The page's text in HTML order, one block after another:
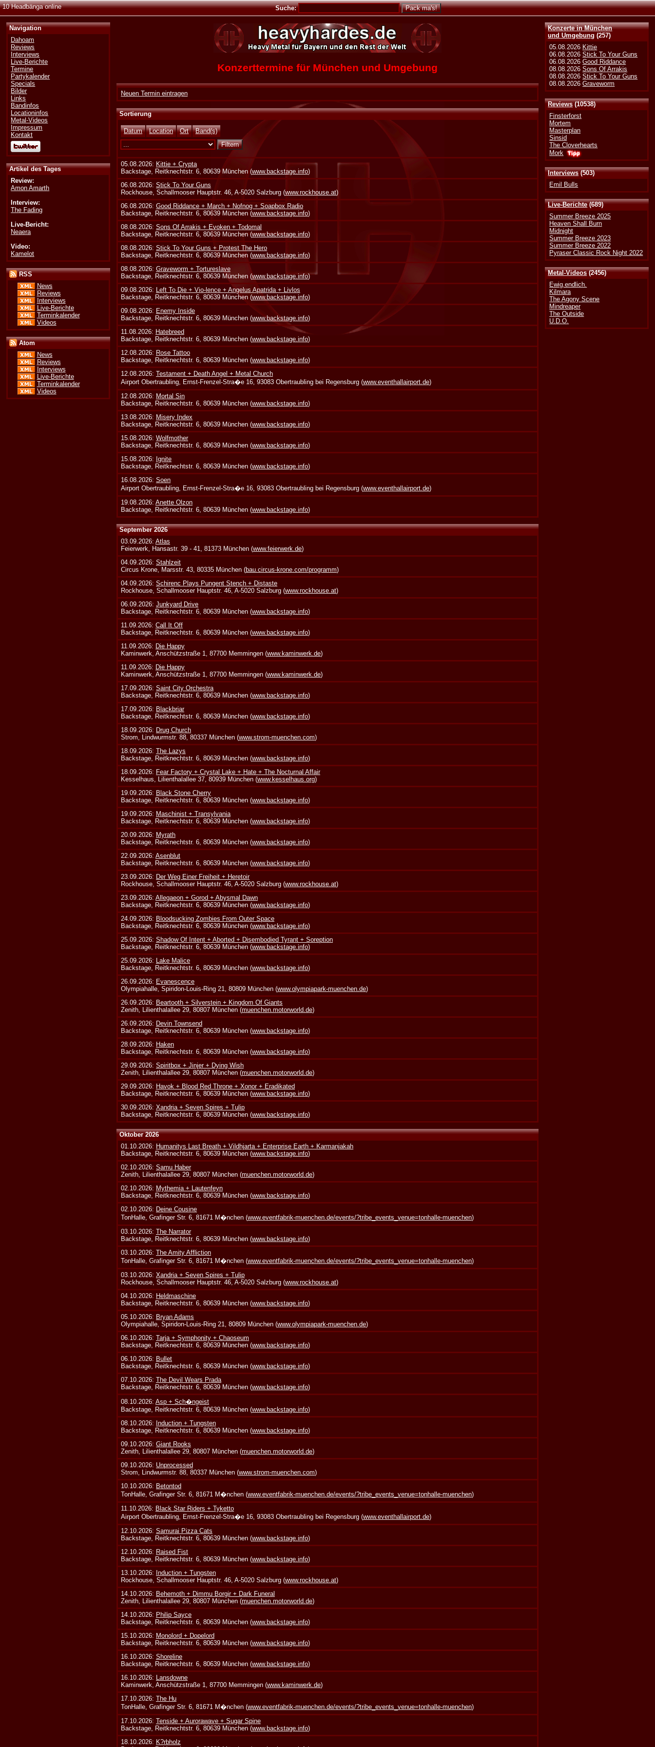
10 Headbänga online Suche:
Konzerte in München
und Umgebung (257)
05.08.2026 Kittie
06.08.2026Stick To Your Guns
06.08.2026Good Riddance
08.08.2026Sons Of Arrakis
08.08.2026Stick To Your Guns
08.08.2026Graveworm
Reviews(10538)
Finsterforst
Mortem
Masterplan
Sinsid
The Cloverhearts
Mork
Interviews(503)
Emil Bulls
Live-Berichte(689)
Summer Breeze 2025
Heaven Shall Burn
Midnight
Summer Breeze 2023
Summer Breeze 2022
Pyraser Classic Rock Night 2022
Metal-Videos(2456)
Ewig.endlich.
Kilmara
The Agony Scene
Mindreaper
The Outside
U.D.O.
Navigation
Dahoam
Reviews
Interviews
Live-Berichte
Termine
Partykalender
Specials
Bilder
Links
Bandinfos
Locationinfos
Metal-Videos
Impressum
Kontakt
Artikel des Tages
Review:
Amon Amarth
Interview:
The Fading
Live-Bericht:
Neaera
Video:
Kamelot
RSS
News
Reviews
Interviews
Live-Berichte
Terminkalender
Videos
Atom
News
Reviews
Interviews
Live-Berichte
Terminkalender
Videos
Konzerttermine für München und Umgebung
Neuen Termin eintragen
Sortierung
Datum Location Ort Band(s)
05.08.2026: Kittie + Crypta
Backstage, Reitknechtstr. 6, 80639 München (www.backstage.info)
06.08.2026:Stick To Your Guns
Rockhouse, Schallmooser Hauptstr. 46, A-5020 Salzburg (www.rockhouse.at)
06.08.2026:Good Riddance + March + Nofnog + Soapbox Radio
Backstage, Reitknechtstr. 6, 80639 München (www.backstage.info)
08.08.2026:Sons Of Arrakis + Evoken + Todomal
Backstage, Reitknechtstr. 6, 80639 München (www.backstage.info)
08.08.2026:Stick To Your Guns + Protest The Hero
Backstage, Reitknechtstr. 6, 80639 München (www.backstage.info)
08.08.2026:Graveworm + Tortureslave
Backstage, Reitknechtstr. 6, 80639 München (www.backstage.info)
09.08.2026: Left To Die + Vio-lence + Angelus Apatrida + Livlos
Backstage, Reitknechtstr. 6, 80639 München (www.backstage.info)
09.08.2026: Enemy Inside
Backstage, Reitknechtstr. 6, 80639 München (www.backstage.info)
11.08.2026: Hatebreed
Backstage, Reitknechtstr. 6, 80639 München (www.backstage.info)
12.08.2026: Rose Tattoo
Backstage, Reitknechtstr. 6, 80639 München (www.backstage.info)
12.08.2026:Testament + Death Angel + Metal Church
Airport Obertraubling, Ernst-Frenzel-Stra�e 16, 93083 Obertraubling bei Regensburg (www.eventhallairport.de)
12.08.2026: Mortal Sin
Backstage, Reitknechtstr. 6, 80639 München (www.backstage.info)
13.08.2026: Misery Index
Backstage, Reitknechtstr. 6, 80639 München (www.backstage.info)
15.08.2026:Wolfmother
Backstage, Reitknechtstr. 6, 80639 München (www.backstage.info)
15.08.2026: Ignite
Backstage, Reitknechtstr. 6, 80639 München (www.backstage.info)
16.08.2026:Soen
Airport Obertraubling, Ernst-Frenzel-Stra�e 16, 93083 Obertraubling bei Regensburg (www.eventhallairport.de)
19.08.2026:Anette Olzon
Backstage, Reitknechtstr. 6, 80639 München (www.backstage.info)
September 2026
03.09.2026:Atlas
Feierwerk, Hansastr. 39 - 41, 81373 München (www.feierwerk.de)
04.09.2026:Stahlzeit
Circus Krone, Marsstr. 43, 80335 München (bau.circus-krone.com/programm)
04.09.2026:Schirenc Plays Pungent Stench + Distaste
Rockhouse, Schallmooser Hauptstr. 46, A-5020 Salzburg (www.rockhouse.at)
06.09.2026:Junkyard Drive
Backstage, Reitknechtstr. 6, 80639 München (www.backstage.info)
11.09.2026:Call It Off
Backstage, Reitknechtstr. 6, 80639 München (www.backstage.info)
11.09.2026: Die Happy
Kaminwerk, Anschützstraße 1, 87700 Memmingen (www.kaminwerk.de)
11.09.2026: Die Happy
Kaminwerk, Anschützstraße 1, 87700 Memmingen (www.kaminwerk.de)
17.09.2026:Saint City Orchestra
Backstage, Reitknechtstr. 6, 80639 München (www.backstage.info)
17.09.2026: Blackbriar
Backstage, Reitknechtstr. 6, 80639 München (www.backstage.info)
18.09.2026: Drug Church
Strom, Lindwurmstr. 88, 80337 München (www.strom-muenchen.com)
18.09.2026:The Lazys
Backstage, Reitknechtstr. 6, 80639 München (www.backstage.info)
18.09.2026: Fear Factory + Crystal Lake + Hate + The Nocturnal Affair
Kesselhaus, Lilienthalallee 37, 80939 München (www.kesselhaus.org)
19.09.2026: Black Stone Cherry
Backstage, Reitknechtstr. 6, 80639 München (www.backstage.info)
19.09.2026: Maschinist + Transylvania
Backstage, Reitknechtstr. 6, 80639 München (www.backstage.info)
20.09.2026: Myrath
Backstage, Reitknechtstr. 6, 80639 München (www.backstage.info)
22.09.2026:Asenblut
Backstage, Reitknechtstr. 6, 80639 München (www.backstage.info)
23.09.2026: Der Weg Einer Freiheit + Heretoir
Rockhouse, Schallmooser Hauptstr. 46, A-5020 Salzburg (www.rockhouse.at)
23.09.2026:Allegaeon + Gorod + Abysmal Dawn
Backstage, Reitknechtstr. 6, 80639 München (www.backstage.info)
24.09.2026: Bloodsucking Zombies From Outer Space
Backstage, Reitknechtstr. 6, 80639 München (www.backstage.info)
25.09.2026:Shadow Of Intent + Aborted + Disembodied Tyrant + Soreption
Backstage, Reitknechtstr. 6, 80639 München (www.backstage.info)
25.09.2026: Lake Malice
Backstage, Reitknechtstr. 6, 80639 München (www.backstage.info)
26.09.2026: Evanescence
Olympiahalle, Spiridon-Louis-Ring 21, 80809 München (www.olympiapark-muenchen.de)
26.09.2026: Beartooth + Silverstein + Kingdom Of Giants
Zenith, Lilienthalallee 29, 80807 München (muenchen.motorworld.de)
26.09.2026: Devin Townsend
Backstage, Reitknechtstr. 6, 80639 München (www.backstage.info)
28.09.2026: Haken
Backstage, Reitknechtstr. 6, 80639 München (www.backstage.info)
29.09.2026:Spiritbox + Jinjer + Dying Wish
Zenith, Lilienthalallee 29, 80807 München (muenchen.motorworld.de)
29.09.2026: Havok + Blood Red Throne + Xonor + Eradikated
Backstage, Reitknechtstr. 6, 80639 München (www.backstage.info)
30.09.2026:Xandria + Seven Spires + Tulip
Backstage, Reitknechtstr. 6, 80639 München (www.backstage.info)
Oktober 2026
01.10.2026: Humanitys Last Breath + Vildhjarta + Enterprise Earth + Karmanjakah
Backstage, Reitknechtstr. 6, 80639 München (www.backstage.info)
02.10.2026:Samu Haber
Zenith, Lilienthalallee 29, 80807 München (muenchen.motorworld.de)
02.10.2026: Mythemia + Lautenfeyn
Backstage, Reitknechtstr. 6, 80639 München (www.backstage.info)
02.10.2026: Deine Cousine
TonHalle, Grafinger Str. 6, 81671 M�nchen (www.eventfabrik-muenchen.de/events/?tribe_events_venue=tonhalle-muenchen)
03.10.2026:The Narrator
Backstage, Reitknechtstr. 6, 80639 München (www.backstage.info)
03.10.2026:The Amity Affliction
TonHalle, Grafinger Str. 6, 81671 M�nchen (www.eventfabrik-muenchen.de/events/?tribe_events_venue=tonhalle-muenchen)
03.10.2026:Xandria + Seven Spires + Tulip
Rockhouse, Schallmooser Hauptstr. 46, A-5020 Salzburg (www.rockhouse.at)
04.10.2026: Heldmaschine
Backstage, Reitknechtstr. 6, 80639 München (www.backstage.info)
05.10.2026: Bryan Adams
Olympiahalle, Spiridon-Louis-Ring 21, 80809 München (www.olympiapark-muenchen.de)
06.10.2026:Tarja + Symphonity + Chaoseum
Backstage, Reitknechtstr. 6, 80639 München (www.backstage.info)
06.10.2026: Bullet
Backstage, Reitknechtstr. 6, 80639 München (www.backstage.info)
07.10.2026:The Devil Wears Prada
Backstage, Reitknechtstr. 6, 80639 München (www.backstage.info)
08.10.2026:Asp + Sch�ngeist
Backstage, Reitknechtstr. 6, 80639 München (www.backstage.info)
08.10.2026: Induction + Tungsten
Backstage, Reitknechtstr. 6, 80639 München (www.backstage.info)
09.10.2026:Giant Rooks
Zenith, Lilienthalallee 29, 80807 München (muenchen.motorworld.de)
09.10.2026: Unprocessed
Strom, Lindwurmstr. 88, 80337 München (www.strom-muenchen.com)
10.10.2026: Betontod
TonHalle, Grafinger Str. 6, 81671 M�nchen (www.eventfabrik-muenchen.de/events/?tribe_events_venue=tonhalle-muenchen)
11.10.2026: Black Star Riders + Tyketto
Airport Obertraubling, Ernst-Frenzel-Stra�e 16, 93083 Obertraubling bei Regensburg (www.eventhallairport.de)
12.10.2026:Samurai Pizza Cats
Backstage, Reitknechtstr. 6, 80639 München (www.backstage.info)
12.10.2026: Raised Fist
Backstage, Reitknechtstr. 6, 80639 München (www.backstage.info)
13.10.2026: Induction + Tungsten
Rockhouse, Schallmooser Hauptstr. 46, A-5020 Salzburg (www.rockhouse.at)
14.10.2026: Behemoth + Dimmu Borgir + Dark Funeral
Zenith, Lilienthalallee 29, 80807 München (muenchen.motorworld.de)
14.10.2026: Philip Sayce
Backstage, Reitknechtstr. 6, 80639 München (www.backstage.info)
15.10.2026: Monolord + Dopelord
Backstage, Reitknechtstr. 6, 80639 München (www.backstage.info)
16.10.2026:Shoreline
Backstage, Reitknechtstr. 6, 80639 München (www.backstage.info)
16.10.2026: Lansdowne
Kaminwerk, Anschützstraße 1, 87700 Memmingen (www.kaminwerk.de)
17.10.2026:The Hu
TonHalle, Grafinger Str. 6, 81671 M�nchen (www.eventfabrik-muenchen.de/events/?tribe_events_venue=tonhalle-muenchen)
17.10.2026:Tenside + Aurorawave + Sugar Spine
Backstage, Reitknechtstr. 6, 80639 München (www.backstage.info)
18.10.2026: K?rbholz